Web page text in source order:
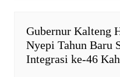
Gubernur Kalteng
Nyepi Tahun Baru
Integrasi ke-46